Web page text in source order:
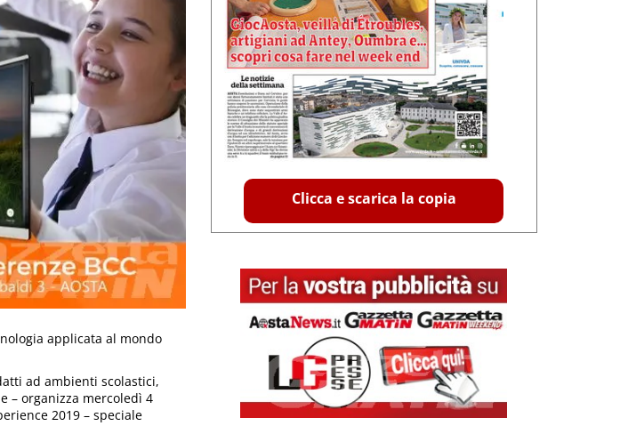
applicata al mondo
ad ambienti scolastici,
– organizza mercoledì 4
2019 – speciale
Clicca e scarica la copia